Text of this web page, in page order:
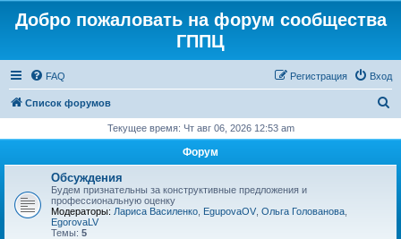
Добро пожаловать на форум сообщества
ГППЦ
FAQ Вход
Регистрация
Список форумов
с
Текущее время: Чт авг 06, 2026 12:53 am
Форум
Обсуждения
Будем признательны за конструктивные предложения и
профессиональную оценку
Модераторы: Лариса Василенко EgupovaOV, Ольга Голованова
EgorovaLV
Темы: 5